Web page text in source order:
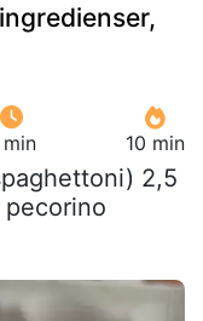
10 min
2,5